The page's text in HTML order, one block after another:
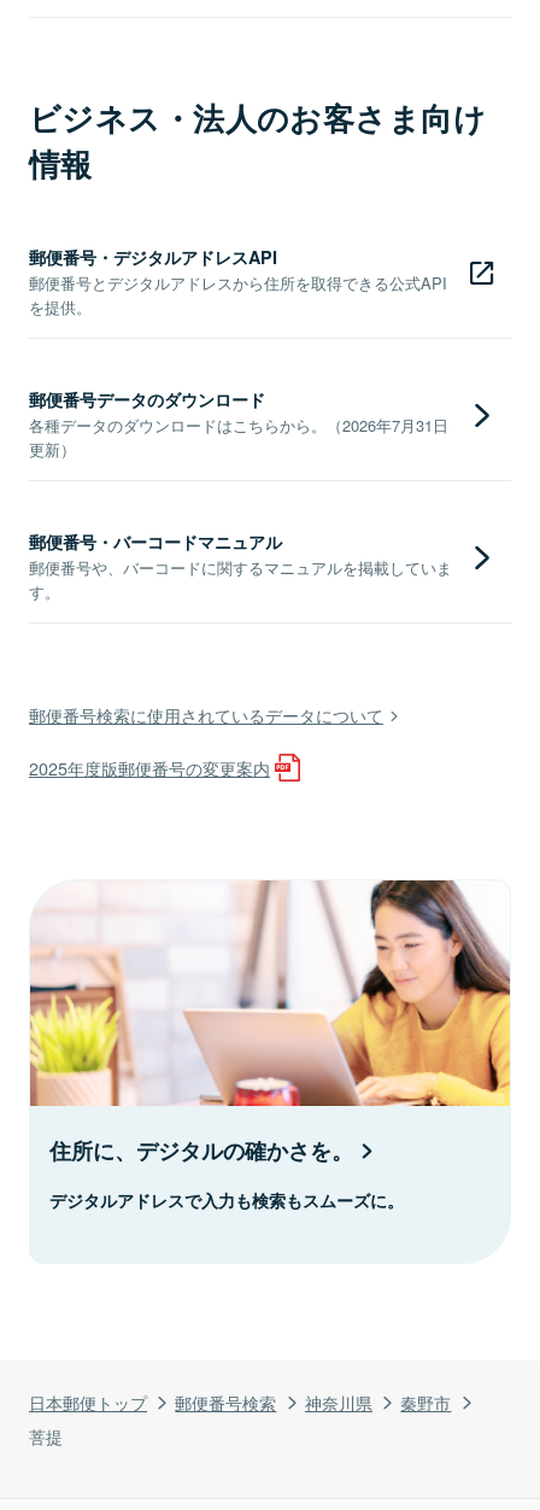
日本郵便トップ 郵便番号検索 神奈川県
秦野市
菩提
ビジネス・法人のお客さま向け
情報
郵便番号・デジタルアドレスAPI
郵便番号とデジタルアドレスから住所を取得できる公式API
を提供。
郵便番号データのダウンロード
各種データのダウンロードはこちらから。（2026年7月31日
更新）
郵便番号・バーコードマニュアル
郵便番号や、バーコードに関するマニュアルを掲載していま
す。
郵便番号検索に使用されているデータについて
2025年度版郵便番号の変更案内
住所に、デジタルの確かさを。
デジタルアドレスで入力も検索もスムーズに。